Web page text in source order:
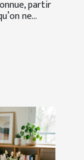
partir
ne...